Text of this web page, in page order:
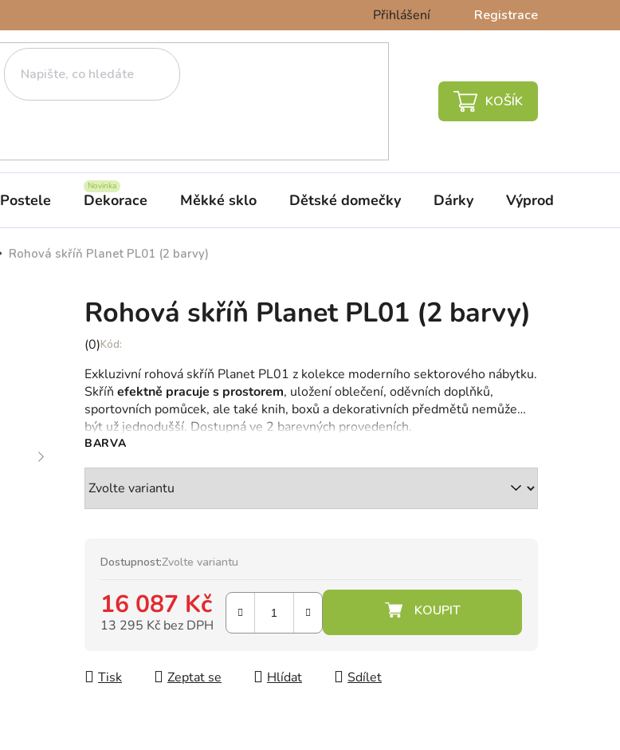
Přihlášení Registrace
NÁKUPNÍ
Postele Dekorace Měkké sklo Dětské domečky Dárky Výprodej %
Rohová skříň Planet PL01 (2 barvy)
Rohová skříň Planet PL01 (2 barvy)
Průměrné
produktu
je
0,0
z
5
hvězdiček.
(0)
Exkluzivní rohová skříň Planet PL01 z kolekce moderního sektorového nábytku.
Skříň efektně pracuje s prostorem, uložení oblečení, oděvních doplňků,
sportovních pomůcek, ale také knih, boxů a dekorativních předmětů nemůže
být už jednodušší. Dostupná ve 2 barevných provedeních.
BARVA
Dostupnost:Zvolte variantu
16 087 Kč
13 295 Kč bez DPH
Tisk
Zeptat se Hlídat Sdílet